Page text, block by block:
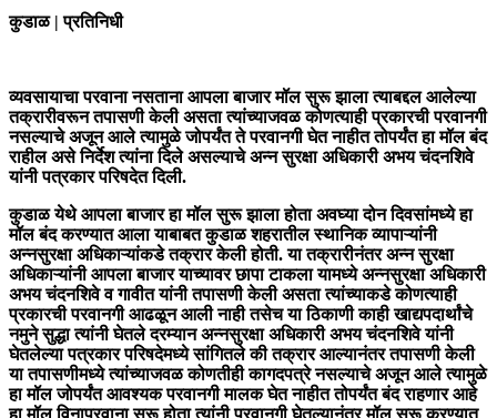
कुडाळ | प्रतिनिधी
व्यवसायाचा परवाना नसताना आपला बाजार मॉल सुरू झाला त्याबद्दल आलेल्या
तक्रारीवरून तपासणी केली असता त्यांच्याजवळ कोणत्याही प्रकारची परवानगी
नसल्याचे अजून आले त्यामुळे जोपर्यंत ते परवानगी घेत नाहीत तोपर्यंत हा मॉल बंद
राहील असे निर्देश त्यांना दिले असल्याचे अन्न सुरक्षा अधिकारी अभय चंदनशिवे
यांनी पत्रकार परिषदेत दिली.
कुडाळ येथे आपला बाजार हा मॉल सुरू झाला होता अवघ्या दोन दिवसांमध्ये हा
मॉल बंद करण्यात आला याबाबत कुडाळ शहरातील स्थानिक व्यापाऱ्यांनी
अन्नसुरक्षा अधिकाऱ्यांकडे तक्रार केली होती. या तक्रारीनंतर अन्न सुरक्षा
अधिकाऱ्यांनी आपला बाजार याच्यावर छापा टाकला यामध्ये अन्नसुरक्षा अधिकारी
अभय चंदनशिवे व गावीत यांनी तपासणी केली असता त्यांच्याकडे कोणत्याही
प्रकारची परवानगी आढळून आली नाही तसेच या ठिकाणी काही खाद्यपदार्थांचे
नमुने सुद्धा त्यांनी घेतले दरम्यान अन्नसुरक्षा अधिकारी अभय चंदनशिवे यांनी
घेतलेल्या पत्रकार परिषदेमध्ये सांगितले की तक्रार आल्यानंतर तपासणी केली
या तपासणीमध्ये त्यांच्याजवळ कोणतीही कागदपत्रे नसल्याचे अजून आले त्यामुळे
हा मॉल जोपर्यंत आवश्यक परवानगी मालक घेत नाहीत तोपर्यंत बंद राहणार आहे
हा मॉल विनापरवाना सुरू होता त्यांनी परवानगी घेतल्यानंतर मॉल सुरू करण्यात